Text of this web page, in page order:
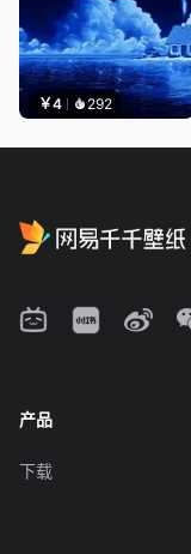
￥4 292
产品
下载